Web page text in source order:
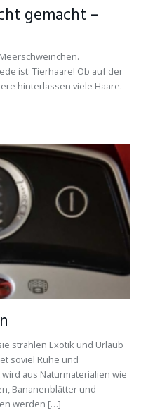
gemacht –
ist: Tierhaare! Ob auf der
hinterlassen viele Haare.
strahlen Exotik und Urlaub
soviel Ruhe und
aus Naturmaterialien wie
Bananenblätter und
werden […]